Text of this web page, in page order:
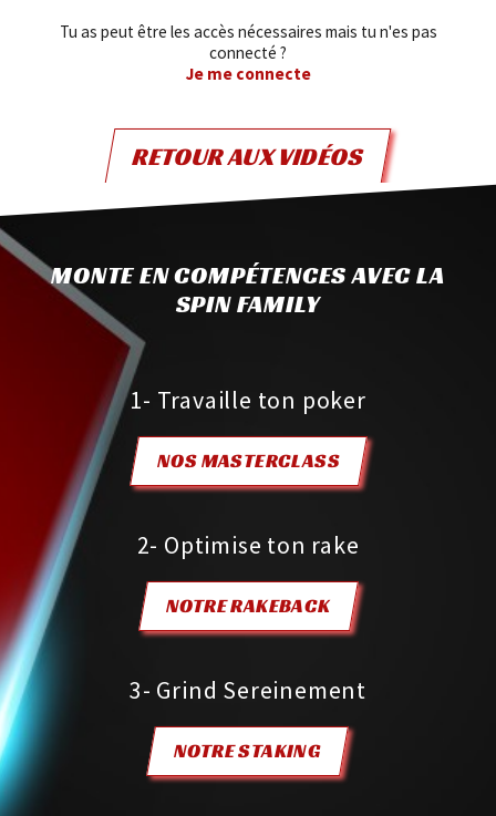
Tu as peut être les accès nécessaires mais tu n'es pas
connecté ?
Je me connecte
RETOUR AUX VIDÉOS
MONTE EN COMPÉTENCES AVEC LA
SPIN FAMILY
1- Travaille ton poker
NOS MASTERCLASS
2- Optimise ton rake
NOTRE RAKEBACK
3- Grind Sereinement
NOTRE STAKING